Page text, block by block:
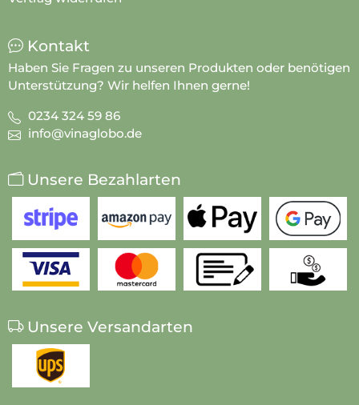
Kontakt
Haben Sie Fragen zu unseren Produkten oder benötigen
Unterstützung? Wir helfen Ihnen gerne!
0234 324 59 86
info@vinaglobo.de
Unsere Bezahlarten
Unsere Versandarten